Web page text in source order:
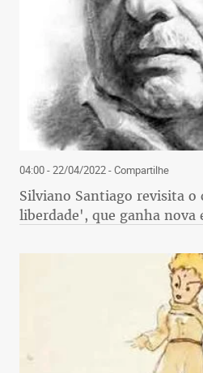
04:00 - 22/04/2022- Compartilhe
Silviano Santiago revisita o
liberdade', que ganha nova